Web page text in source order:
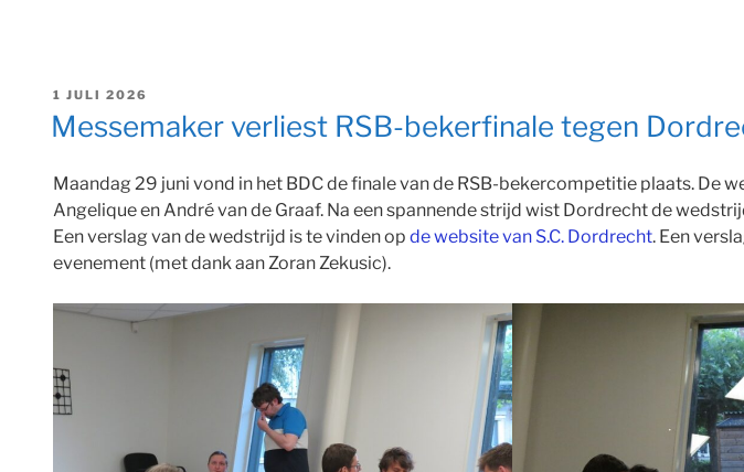
GEPLAATST
1 JULI 2026
Messemaker verliest RSB-bekerfinale tegen
Maandag 29 juni vond in het BDC de finale van de RSB-bekercompetitie plaats.
Angelique en André van de Graaf. Na een spannende strijd wist Dordrecht de
Een verslag van de wedstrijd is te vinden op de website van S.C. Dordrecht. Een
evenement (met dank aan Zoran Zekusic).